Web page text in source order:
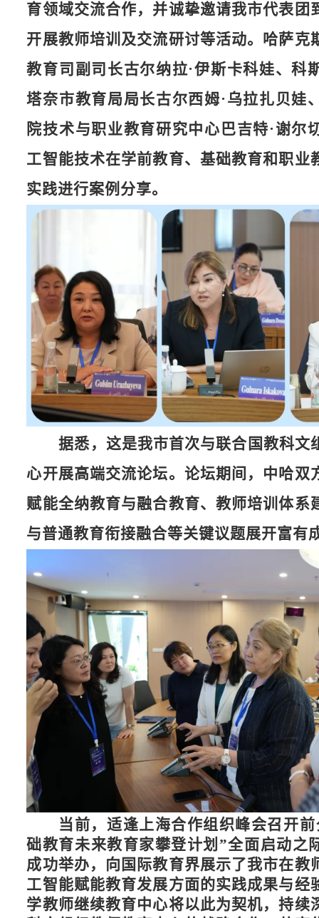
育领域交流合作，并诚挚邀请我市代表团
开展教师培训及交流研讨等活动。哈萨克
教育司副司长古尔纳拉·伊斯卡科娃、科
塔奈市教育局局长古尔西姆·乌拉扎贝娃
院技术与职业教育研究中心巴吉特·谢尔
工智能技术在学前教育、基础教育和职业
实践进行案例分享。
据悉，这是我市首次与联合国教科文
心开展高端交流论坛。论坛期间，中哈双
赋能全纳教育与融合教育、教师培训体系
与普通教育衔接融合等关键议题展开富有
当 前，适逢上海合作组织峰会召开
础教育未来教育家攀登计划”全面启动之
成功举办，向国际教育界展示了我市在教
工智能赋能教育发展方面的实践成果与经
学教师继续教育中心将以此为契机，持续